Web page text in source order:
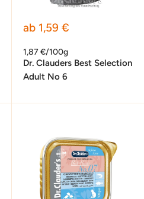
Sonderpreis
ab 1,59 €
1,87 €/100g
Dr. Clauders Best Selection
Adult No 6